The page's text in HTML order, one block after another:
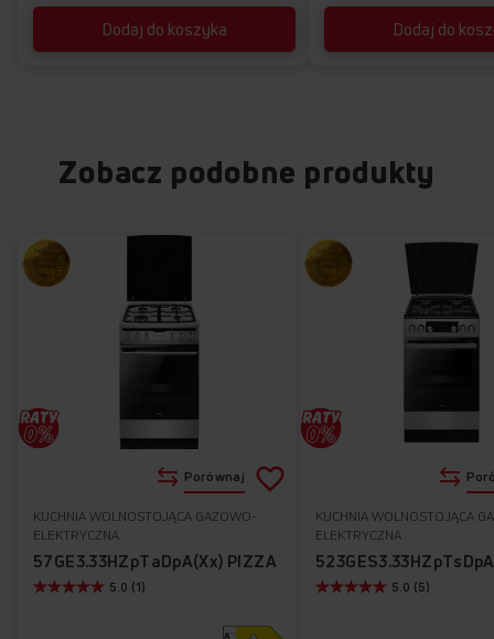
Dodaj do koszyka Dodaj do
Zobacz podobne produkty
KUCHNIA WOLNOSTOJĄCA GAZOWO-
ELEKTRYCZNA
57GE3.33HZpTaDpA(Xx) PIZZA
5.0 (1)
Porównaj Dodaj
do
listyulubionych
KUCHNIA WOLNOSTOJĄCA
ELEKTRYCZNA
5.0 (5)